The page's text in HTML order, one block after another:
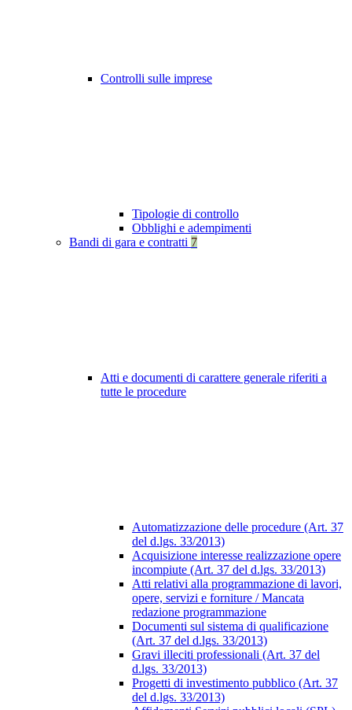
Controlli sulle imprese
Tipologie di controllo
Obblighi e adempimenti
Bandi di gara e contratti 7
Atti e documenti di carattere generale riferiti a
tutte le procedure
Automatizzazione delle procedure (Art. 37
del d.lgs. 33/2013)
Acquisizione interesse realizzazione opere
incompiute (Art. 37 del d.lgs. 33/2013)
Atti relativi alla programmazione di lavori,
opere, servizi e forniture / Mancata
redazione programmazione
Documenti sul sistema di qualificazione
(Art. 37 del d.lgs. 33/2013)
Gravi illeciti professionali (Art. 37 del
d.lgs. 33/2013)
Progetti di investimento pubblico (Art. 37
del d.lgs. 33/2013)